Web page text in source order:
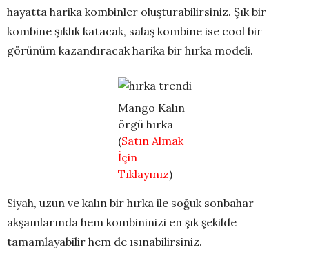
hayatta harika kombinler oluşturabilirsiniz. Şık bir
kombine şıklık katacak, salaş kombine ise cool bir
görünüm kazandıracak harika bir hırka modeli.
Mango Kalın
örgü hırka
(Satın Almak
İçin
Tıklayınız)
Siyah, uzun ve kalın bir hırka ile soğuk sonbahar
akşamlarında hem kombininizi en şık şekilde
tamamlayabilir hem de ısınabilirsiniz.